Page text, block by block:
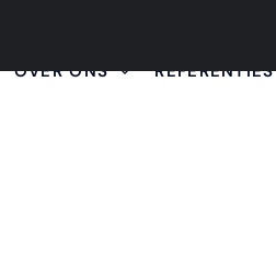
OVER ONS REFERENTIES